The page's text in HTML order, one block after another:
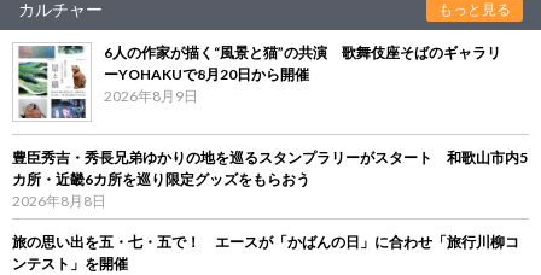
カルチャー もっと見る
6人の作家が描く“風景と猫”の共演 歌舞伎座そばのギャラリ
ーYOHAKUで8月20日から開催
2026年8月9日
豊臣秀吉・秀長兄弟ゆかりの地を巡るスタンプラリーがスタート 和歌山市内5
カ所・近畿6カ所を巡り限定グッズをもらおう
2026年8月8日
旅の思い出を五・七・五で！ エースが「かばんの日」に合わせ「旅行川柳コ
ンテスト」を開催